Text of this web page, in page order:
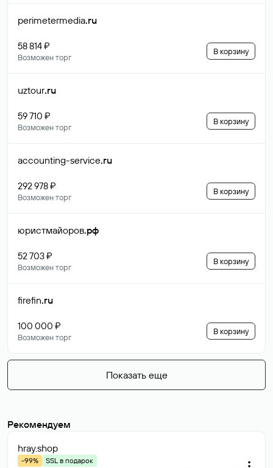
perimetermedia.ru
58 814 ₽
Возможен торг
В корзину
uztour.ru
59 710 ₽
Возможен торг
В корзину
accounting-service.ru
292 978 ₽
Возможен торг
В корзину
юристмайоров.рф
52 703 ₽
Возможен торг
В корзину
firefin.ru
100 000 ₽
Возможен торг
В корзину
Показать еще
Рекомендуем
hray.shop
-99%
SSL в подарок